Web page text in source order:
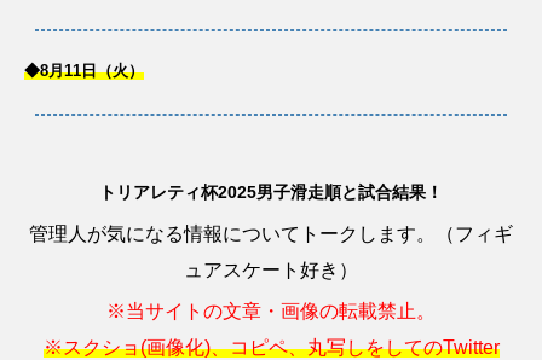
◆8月11日（火）
トリアレティ杯2025男子滑走順と試合結果！
管理人が気になる情報についてトークします。（フィギ
ュアスケート好き）
※当サイトの文章・画像の転載禁止。
※スクショ(画像化)、コピペ、丸写しをしてのTwitter